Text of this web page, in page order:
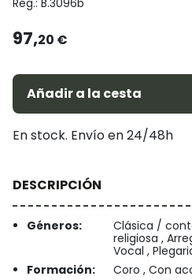
Reg.: B.3096b
97,20 €
Añadir a la cesta
En stock. Envío en 24/48h
DESCRIPCIÓN
Géneros:
Clásica /
religiosa ,
Vocal ,
Formación:
Coro , Con